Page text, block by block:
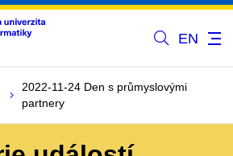
EN
2022-11-24 Den s průmyslovými
partnery